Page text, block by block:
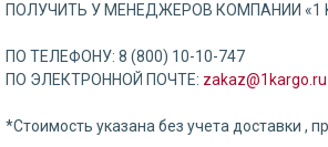
ПОЛУЧИТЬ У МЕНЕДЖЕРОВ КОМПАНИИ «1
ПО ТЕЛЕФОНУ: 8 (800) 10-10-747
ПО ЭЛЕКТРОННОЙ ПОЧТЕ: zakaz@1kargo.ru
*Стоимость указана без учета доставки ,